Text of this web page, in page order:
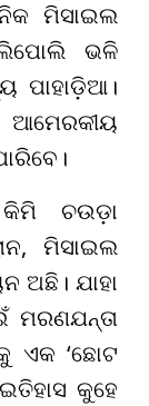
ମିସାଇଲ
ଭଳି
ପାହାଡ଼ିଆ।
ଆମେରକୀୟ
କିମି ଚଉଡ଼ା
ମିସାଇଲ
ଅଛି। ଯାହା
ମରଣଯନ୍ତା
ଏକ ‘ଛୋଟ
କୁହେ